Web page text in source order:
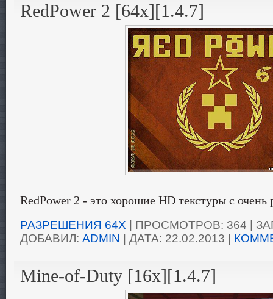
RedPower 2 [64x][1.4.7]
RedPower 2 - это хорошие HD текстуры с очень
РАЗРЕШЕНИЯ 64X | ПРОСМОТРОВ: 364 |
ДОБАВИЛ: ADMIN | ДАТА: 22.02.2013 |
Mine-of-Duty [16x][1.4.7]